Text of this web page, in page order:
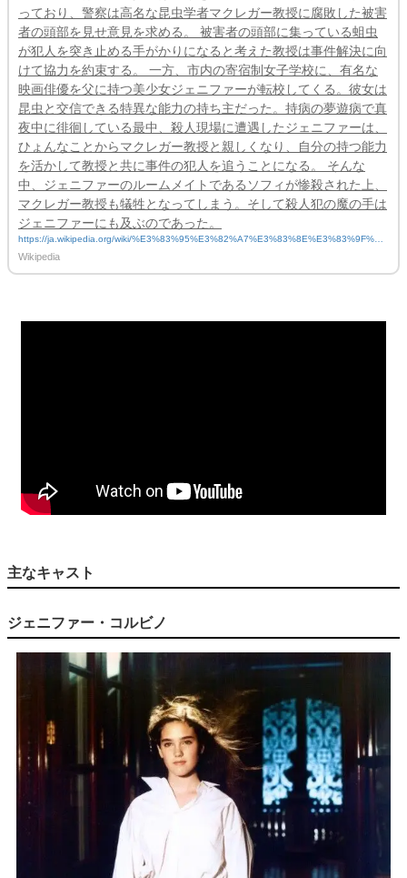
っており、警察は高名な昆虫学者マクレガー教授に腐敗した被害
者の頭部を見せ意見を求める。 被害者の頭部に集っている蛆虫
が犯人を突き止める手がかりになると考えた教授は事件解決に向
けて協力を約束する。 一方、市内の寄宿制女子学校に、有名な
映画俳優を父に持つ美少女ジェニファーが転校してくる。彼女は
昆虫と交信できる特異な能力の持ち主だった。持病の夢遊病で真
夜中に徘徊している最中、殺人現場に遭遇したジェニファーは、
ひょんなことからマクレガー教授と親しくなり、自分の持つ能力
を活かして教授と共に事件の犯人を追うことになる。 そんな
中、ジェニファーのルームメイトであるソフィが惨殺された上、
マクレガー教授も犠牲となってしまう。そして殺人犯の魔の手は
ジェニファーにも及ぶのであった。
https://ja.wikipedia.org/wiki/%E3%83%95%E3%82%A7%E3%83%8E%E3%83%9F%E
3%83%8A
Wikipedia
主なキャスト
ジェニファー・コルビノ